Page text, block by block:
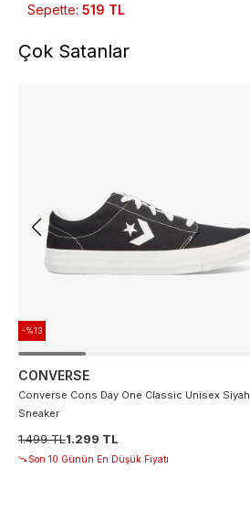
Sepette: 519 TL
Çok Satanlar
-%13
CONVERSE
Converse Cons Day One Classic Unisex Siyah
Sneaker
1.499 TL1.299 TL
Son 10 Günün En Düşük Fiyatı